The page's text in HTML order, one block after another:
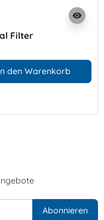
visibility
Filter
den Warenkorb